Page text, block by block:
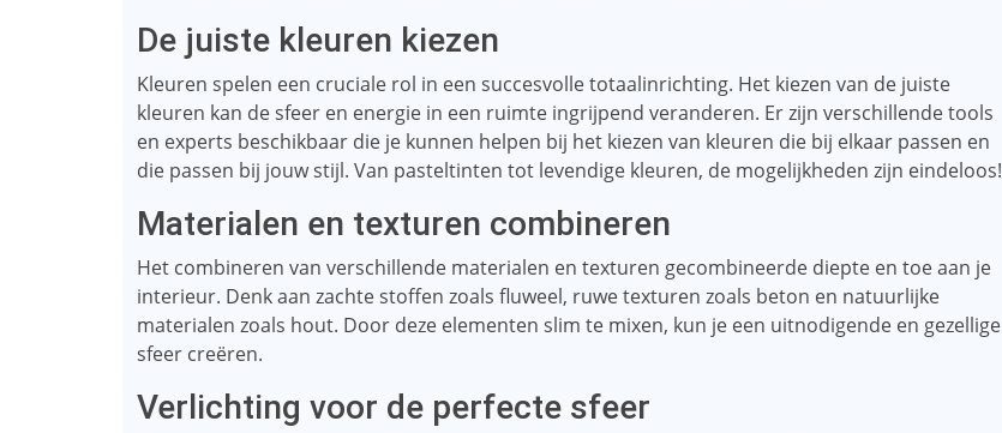
De juiste kleuren kiezen
Kleuren spelen een cruciale rol in een succesvolle totaalinrichting. Het kiezen van de juiste
kleuren kan de sfeer en energie in een ruimte ingrijpend veranderen. Er zijn verschillende tools
en experts beschikbaar die je kunnen helpen bij het kiezen van kleuren die bij elkaar passen en
die passen bij jouw stijl. Van pasteltinten tot levendige kleuren, de mogelijkheden zijn eindeloos!
Materialen en texturen combineren
Het combineren van verschillende materialen en texturen gecombineerde diepte en toe aan je
interieur. Denk aan zachte stoffen zoals fluweel, ruwe texturen zoals beton en natuurlijke
materialen zoals hout. Door deze elementen slim te mixen, kun je een uitnodigende en gezellige
sfeer creëren.
Verlichting voor de perfecte sfeer